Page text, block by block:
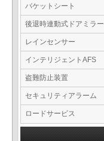
バケットシート
後退時連動式ドアミラー
レインセンサー
インテリジェントAFS
盗難防止装置
セキュリティアラーム
ロードサービス